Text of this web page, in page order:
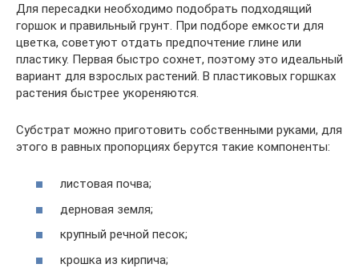
Для пересадки необходимо подобрать подходящий
горшок и правильный грунт. При подборе емкости для
цветка, советуют отдать предпочтение глине или
пластику. Первая быстро сохнет, поэтому это идеальный
вариант для взрослых растений. В пластиковых горшках
растения быстрее укореняются.
Субстрат можно приготовить собственными руками, для
этого в равных пропорциях берутся такие компоненты:
листовая почва;
дерновая земля;
крупный речной песок;
крошка из кирпича;